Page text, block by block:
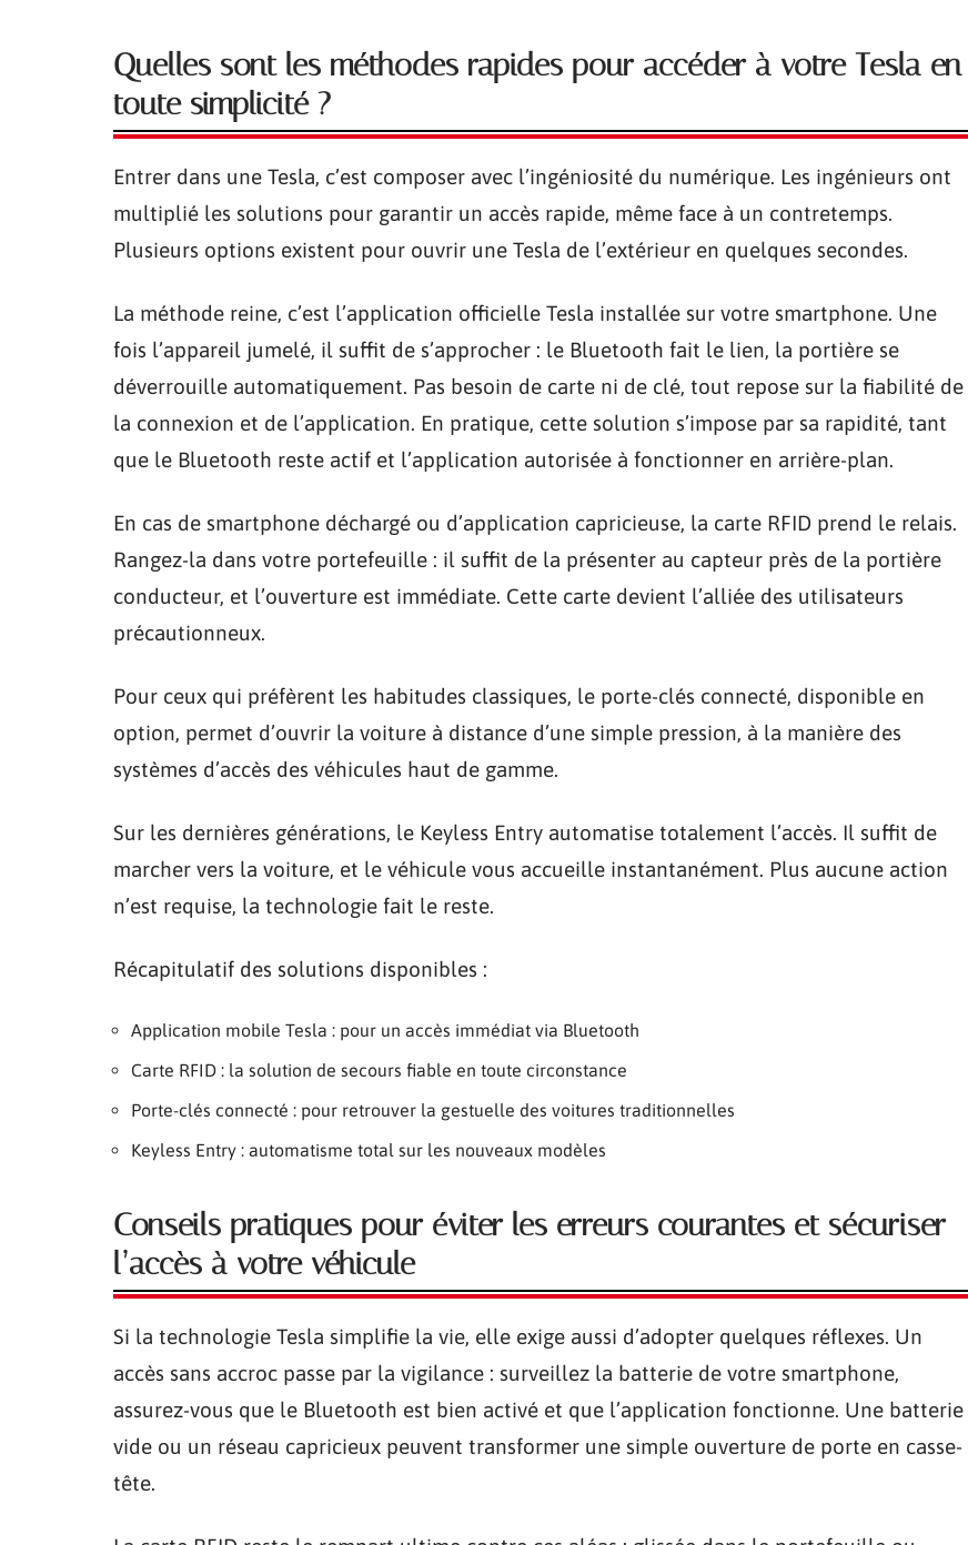
Quelles sont les méthodes rapides pour accéder à votre Tesla en
toute simplicité ?
Entrer dans une Tesla, c’est composer avec l’ingéniosité du numérique. Les ingénieurs ont
multiplié les solutions pour garantir un accès rapide, même face à un contretemps.
Plusieurs options existent pour ouvrir une Tesla de l’extérieur en quelques secondes.
La méthode reine, c’est l’application officielle Tesla installée sur votre smartphone. Une
fois l’appareil jumelé, il suffit de s’approcher : le Bluetooth fait le lien, la portière se
déverrouille automatiquement. Pas besoin de carte ni de clé, tout repose sur la fiabilité de
la connexion et de l’application. En pratique, cette solution s’impose par sa rapidité, tant
que le Bluetooth reste actif et l’application autorisée à fonctionner en arrière-plan.
En cas de smartphone déchargé ou d’application capricieuse, la carte RFID prend le relais.
Rangez-la dans votre portefeuille : il suffit de la présenter au capteur près de la portière
conducteur, et l’ouverture est immédiate. Cette carte devient l’alliée des utilisateurs
précautionneux.
Pour ceux qui préfèrent les habitudes classiques, le porte-clés connecté, disponible en
option, permet d’ouvrir la voiture à distance d’une simple pression, à la manière des
systèmes d’accès des véhicules haut de gamme.
Sur les dernières générations, le Keyless Entry automatise totalement l’accès. Il suffit de
marcher vers la voiture, et le véhicule vous accueille instantanément. Plus aucune action
n’est requise, la technologie fait le reste.
Récapitulatif des solutions disponibles :
Application mobile Tesla : pour un accès immédiat via Bluetooth
Carte RFID : la solution de secours fiable en toute circonstance
Porte-clés connecté : pour retrouver la gestuelle des voitures traditionnelles
Keyless Entry : automatisme total sur les nouveaux modèles
Conseils pratiques pour éviter les erreurs courantes et sécuriser
l’accès à votre véhicule
Si la technologie Tesla simplifie la vie, elle exige aussi d’adopter quelques réflexes. Un
accès sans accroc passe par la vigilance : surveillez la batterie de votre smartphone,
assurez-vous que le Bluetooth est bien activé et que l’application fonctionne. Une batterie
vide ou un réseau capricieux peuvent transformer une simple ouverture de porte en casse-
tête.